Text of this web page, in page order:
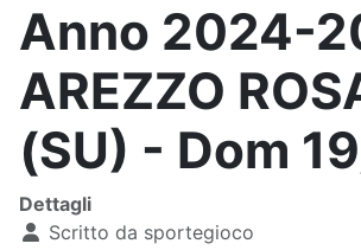
Anno 2024-
AREZZO
(SU) - Dom
Dettagli
Scritto da sportegioco